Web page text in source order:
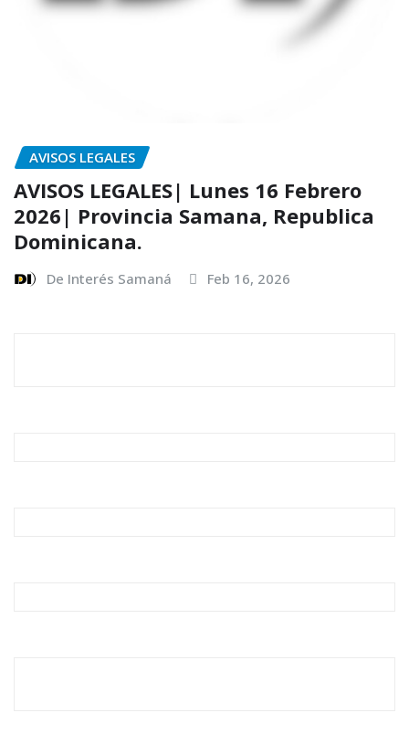
AVISOS LEGALES
AVISOS LEGALES| Lunes 16 Febrero
2026| Provincia Samana, Republica
Dominicana.
De Interés Samaná Feb 16, 2026